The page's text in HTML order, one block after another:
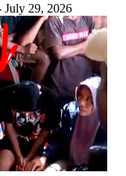
July 29, 2026